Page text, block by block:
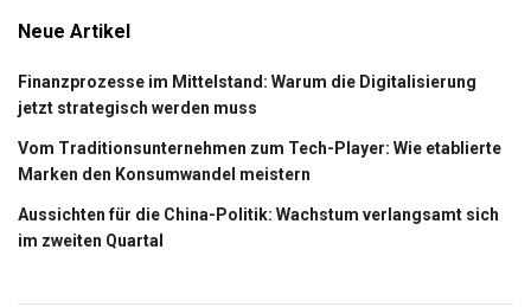
Neue Artikel
Finanzprozesse im Mittelstand: Warum die Digitalisierung
jetzt strategisch werden muss
Vom Traditionsunternehmen zum Tech-Player: Wie etablierte
Marken den Konsumwandel meistern
Aussichten für die China-Politik: Wachstum verlangsamt sich
im zweiten Quartal